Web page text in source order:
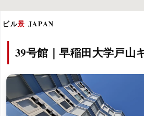
ビル景 JAPAN
39号館｜早稲田大学戸山